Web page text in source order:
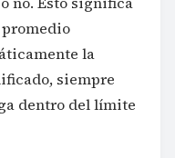
la
siempre
dentro del límite